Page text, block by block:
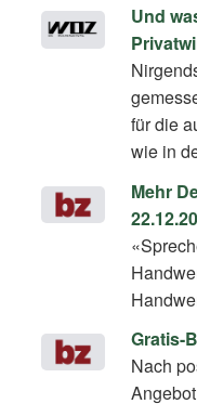
Und
für die
wie in
Mehr
Gratis-
Nach